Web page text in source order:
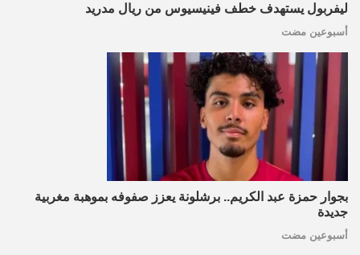
ليفربول يستهدف خطف فينيسيوس من ريال مدريد
أسبوعين مضت
بجوار حمزة عبد الكريم.. برشلونة يعزز صفوفه بموهبة مغربية
جديدة
أسبوعين مضت